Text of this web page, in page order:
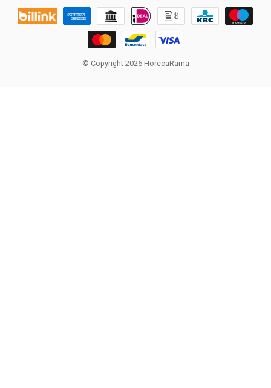
© Copyright 2026 HorecaRama